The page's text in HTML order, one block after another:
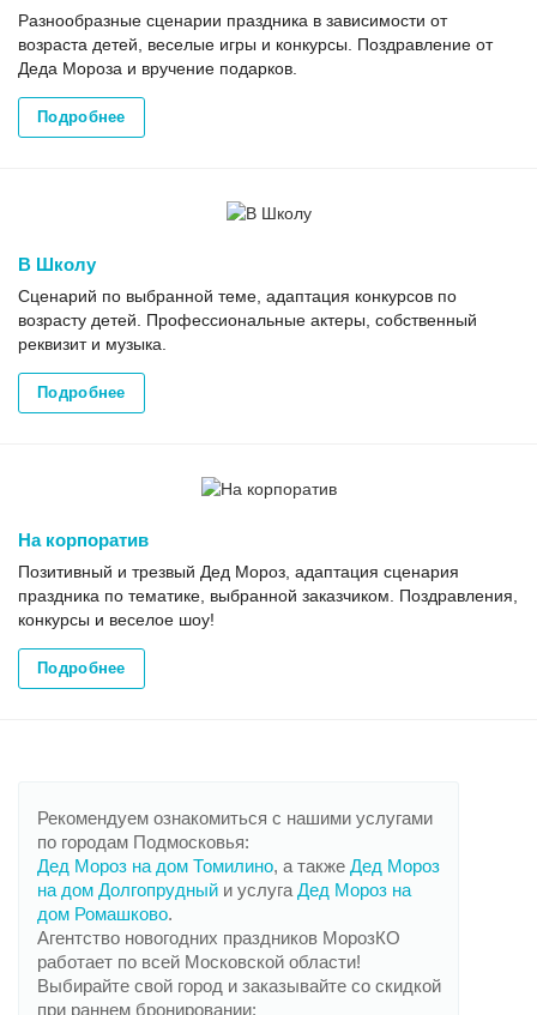
Разнообразные сценарии праздника в зависимости от
возраста детей, веселые игры и конкурсы. Поздравление от
Деда Мороза и вручение подарков.
Подробнее
В Школу
Сценарий по выбранной теме, адаптация конкурсов по
возрасту детей. Профессиональные актеры, собственный
реквизит и музыка.
Подробнее
На корпоратив
Позитивный и трезвый Дед Мороз, адаптация сценария
праздника по тематике, выбранной заказчиком. Поздравления,
конкурсы и веселое шоу!
Подробнее
Рекомендуем ознакомиться с нашими услугами
по городам Подмосковья:
Дед Мороз на дом Томилино, а также Дед Мороз
на дом Долгопрудный и услугаДед Мороз на
дом Ромашково.
Агентство новогодних праздников МорозКО
работает по всей Московской области!
Выбирайте свой город и заказывайте со скидкой
при раннем бронировании: